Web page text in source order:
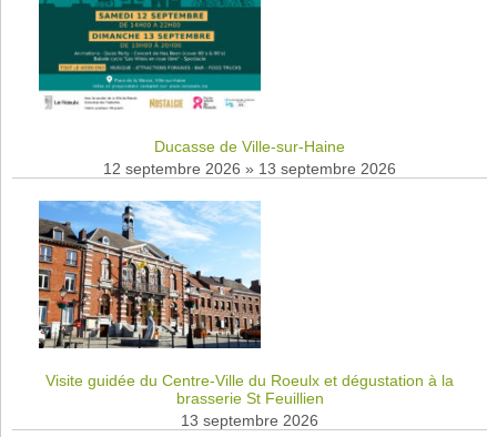
Ducasse de Ville-sur-Haine
12 septembre 2026 » 13 septembre 2026
Visite guidée du Centre-Ville du Roeulx et dégustation à la
brasserie St Feuillien
13 septembre 2026